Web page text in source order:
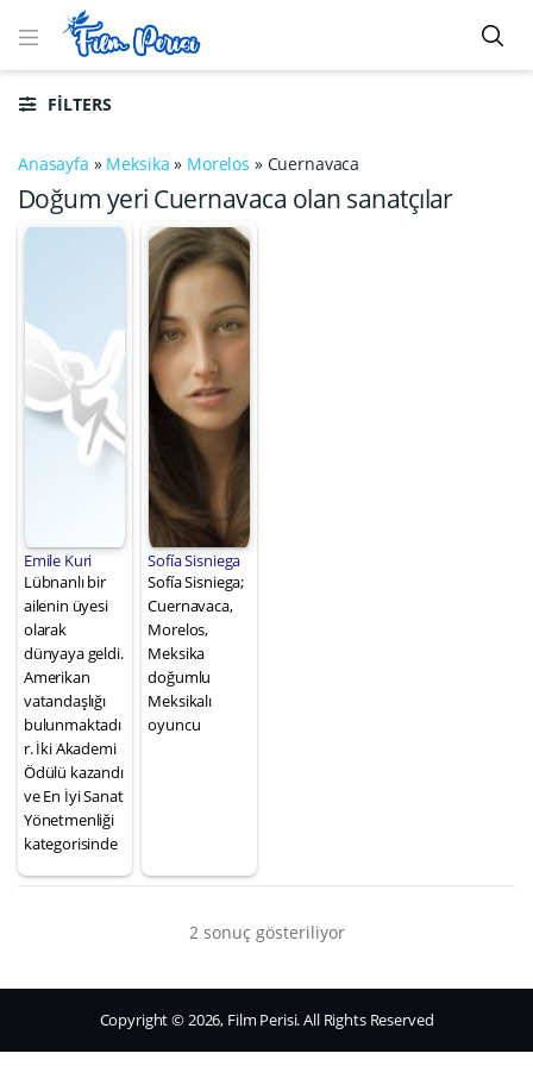
FILTERS
Anasayfa » Meksika » Morelos » Cuernavaca
Doğum yeri Cuernavaca olan sanatçılar
Emile Kuri
Lübnanlı bir
ailenin üyesi
olarak
dünyaya geldi.
Amerikan
vatandaşlığı
bulunmaktadı
r. İki Akademi
Ödülü kazandı
ve En İyi Sanat
Yönetmenliği
kategorisinde
Sofía Sisniega
Sofía Sisniega;
Cuernavaca,
Morelos,
Meksika
doğumlu
Meksikalı
oyuncu
2 sonuç gösteriliyor
Copyright © 2026, Film Perisi. All Rights Reserved